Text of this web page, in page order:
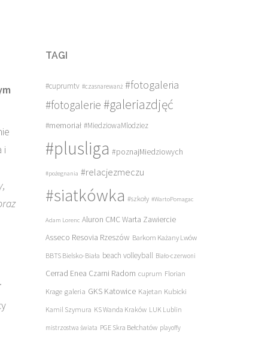
i
TAGI
#cuprumtv #czasnarewanż #fotogaleria
#fotogalerie #galeriazdjęć
#memoriał #MiedziowaMlodziez
#plusliga #poznajMiedziowych
#pożegnania #relacjezmeczu
#siatkówka #szkoły #WartoPomagac
Adam Lorenc Aluron CMC Warta Zawiercie
Asseco Resovia Rzeszów Barkom Każany Lwów
BBTS Bielsko-Biała beach volleyball Biało-czerwoni
Cerrad Enea Czarni Radom cuprum Florian
Krage galeria GKS Katowice Kajetan Kubicki
Kamil Szymura KS Wanda Kraków LUK Lublin
mistrzostwa świata PGE Skra Bełchatów playoffy